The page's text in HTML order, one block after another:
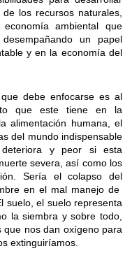
los recursos naturales,
ambiental que
un papel
y en la economía del
debe enfocarse es al
que este tiene en la
alimentación humana, el
del mundo indispensable
y peor si esta
severa, así como los
Sería el colapso del
en el mal manejo de
suelo, el suelo representa
la siembra y sobre todo,
que nos dan oxígeno para
extinguiríamos.